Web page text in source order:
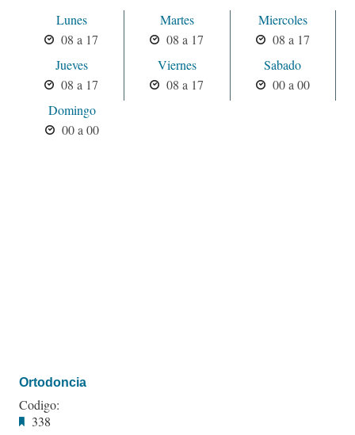
Lunes
08 a 17
Martes
08 a 17
Miercoles
08 a 17
Jueves
08 a 17
Viernes
08 a 17
Sabado
00 a 00
Domingo
00 a 00
Ortodoncia
Codigo:
338